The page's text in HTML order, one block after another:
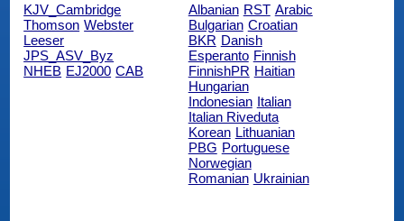
KJV_Cambridge
Thomson Webster
Leeser
JPS_ASV_Byz
NHEB EJ2000 CAB
Albanian RST Arabic
Bulgarian Croatian
BKR Danish
Esperanto Finnish
FinnishPR Haitian
Hungarian
Indonesian Italian
Italian Riveduta
Korean Lithuanian
PBG Portuguese
Norwegian
Romanian Ukrainian